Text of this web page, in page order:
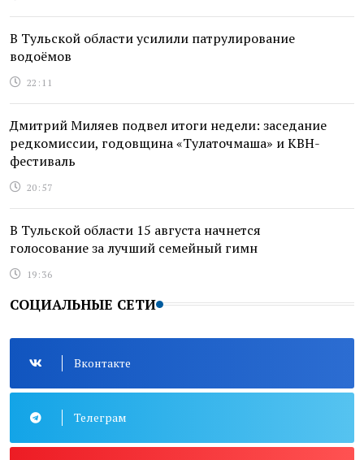
В Тульской области усилили патрулирование
водоёмов
22:11
Дмитрий Миляев подвел итоги недели: заседание
редкомиссии, годовщина «Тулаточмаша» и КВН-
фестиваль
20:57
В Тульской области 15 августа начнется
голосование за лучший семейный гимн
19:36
СОЦИАЛЬНЫЕ СЕТИ
Вконтакте
Телеграм